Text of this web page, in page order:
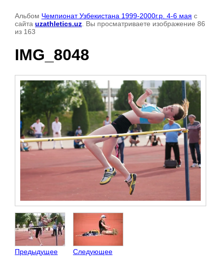
Альбом Чемпионат Узбекистана 1999-2000г.р. 4-6 мая с
сайта uzathletics.uz . Вы просматриваете изображение 86
из 163
IMG_8048
Предыдущее Следующее